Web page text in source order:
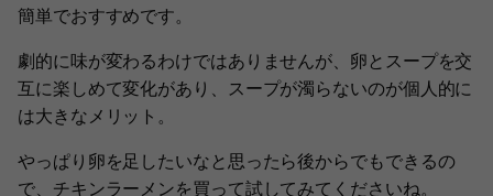
簡単でおすすめです。
劇的に味が変わるわけではありませんが、卵とスープを交
互に楽しめて変化があり、スープが濁らないのが個人的に
は大きなメリット。
やっぱり卵を足したいなと思ったら後からでもできるの
で、チキンラーメンを買って試してみてくださいね。